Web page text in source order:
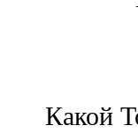
Какой